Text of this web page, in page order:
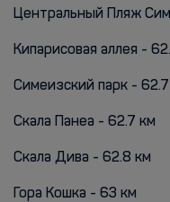
Центральный Пляж
Кипарисовая аллея -
Симеизский парк -
Скала Панеа - 62.7 км
Cкала Дива - 62.8 км
Гора Кошка - 63 км